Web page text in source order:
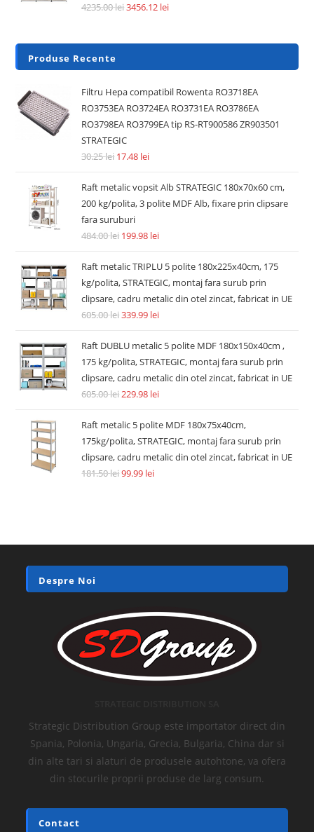
4235.00lei3456.12 lei
Produse Recente
Filtru Hepa compatibil Rowenta RO3718EA
RO3753EA RO3724EA RO3731EA RO3786EA
RO3798EA RO3799EA tip RS-RT900586 ZR903501
STRATEGIC
30.25lei 17.48 lei
Raft metalic vopsit Alb STRATEGIC 180x70x60 cm,
200 kg/polita, 3 polite MDF Alb, fixare prin clipsare
fara suruburi
484.00lei 199.98 lei
Raft metalic TRIPLU 5 polite 180x225x40cm, 175
kg/polita, STRATEGIC, montaj fara surub prin
clipsare, cadru metalic din otel zincat, fabricat in UE
605.00lei339.99 lei
Raft DUBLU metalic 5 polite MDF 180x150x40cm ,
175 kg/polita, STRATEGIC, montaj fara surub prin
clipsare, cadru metalic din otel zincat, fabricat in UE
605.00lei229.98 lei
Raft metalic 5 polite MDF 180x75x40cm,
175kg/polita, STRATEGIC, montaj fara surub prin
clipsare, cadru metalic din otel zincat, fabricat in UE
181.50lei99.99 lei
Despre Noi
Strategic Distribution Group este importator direct din
Spania, Polonia, Ungaria, Grecia, Bulgaria, China dar si
din alte tari si alaturi de produsele autohtone, va ofera
din stocurile proprii produse de larg consum.
Contact